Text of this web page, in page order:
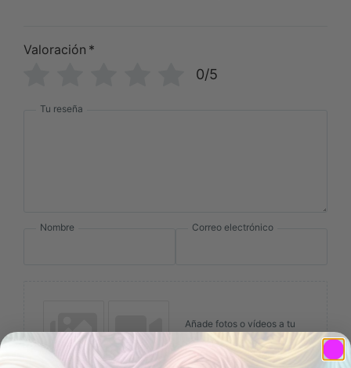
Valoración *
0/5
Tu reseña
Nombre Correo electrónico
Añade fotos o vídeos a tu